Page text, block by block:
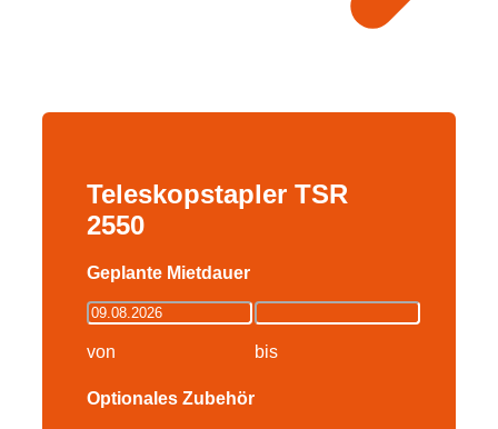
Teleskopstapler TSR
2550
Geplante Mietdauer
von bis
Optionales Zubehör